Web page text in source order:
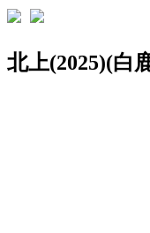
北上(2025)(白